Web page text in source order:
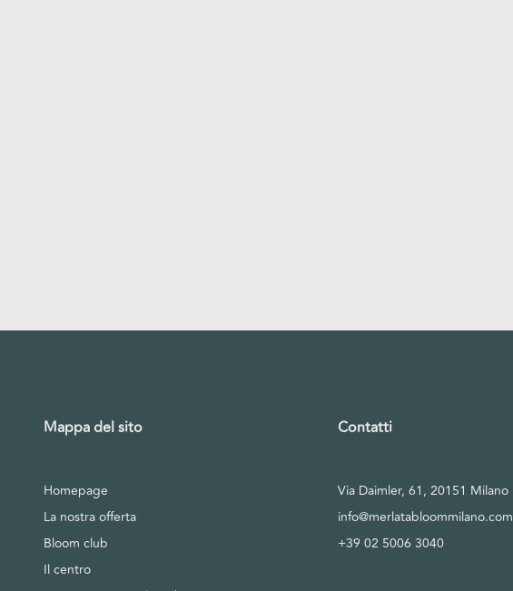
Mappa del sito
Homepage
La nostra offerta
Bloom club
Il centro
Contatti
Via Daimler, 61, 20151 Milano
info@merlatabloommilano.com
+39 02 5006 3040